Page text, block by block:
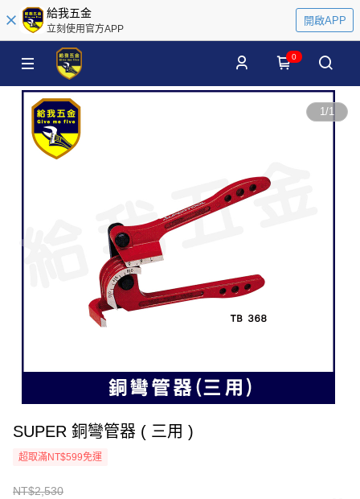
給我五金
立刻使用官方APP
開啟APP
0
1/1
SUPER 銅彎管器 ( 三用 )
超取滿NT$599免運
NT$2,530